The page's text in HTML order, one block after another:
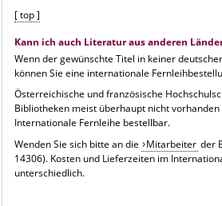
[ top ]
Kann ich auch Literatur aus anderen
Wenn der gewünschte Titel in keiner
können Sie eine internationale
Österreichische und französische
Bibliotheken meist überhaupt nicht
Internationale Fernleihe bestellbar.
Wenden Sie sich bitte an die
Mitarbeiter der
14306). Kosten und Lieferzeiten im
unterschiedlich.